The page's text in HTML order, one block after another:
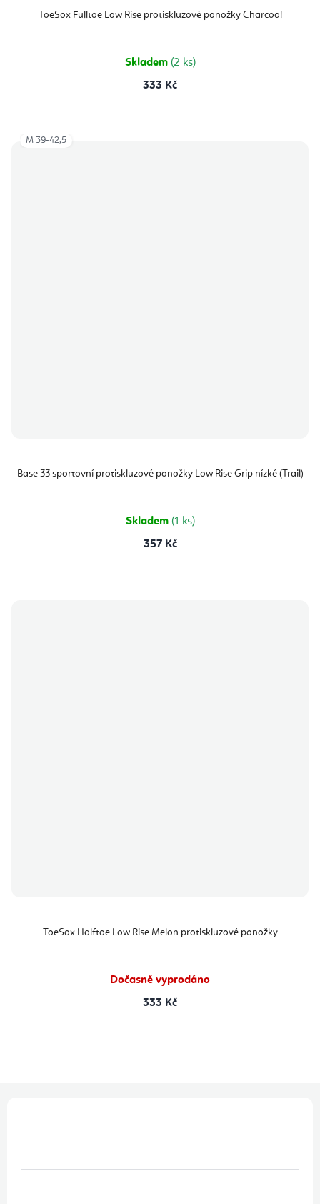
ToeSox Fulltoe Low Rise protiskluzové ponožky Charcoal
Skladem (2 ks)
333 Kč
Base 33 sportovní protiskluzové ponožky Low Rise Grip nízké (Trail)
Skladem (1 ks)
357 Kč
M 39-42,5
ToeSox Halftoe Low Rise Melon protiskluzové ponožky
Dočasně vyprodáno
333 Kč